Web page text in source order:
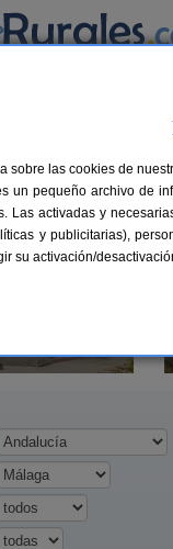
> Villanueva de
en
sobre las cookies de
un pequeño archivo de
Las activadas y
y publicitarias),
su activación/